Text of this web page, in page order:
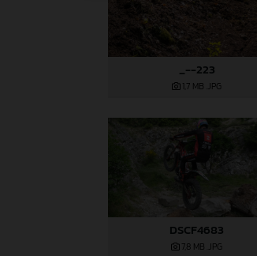
_--223
1,7 MB .JPG
DSCF4683
7,8 MB .JPG